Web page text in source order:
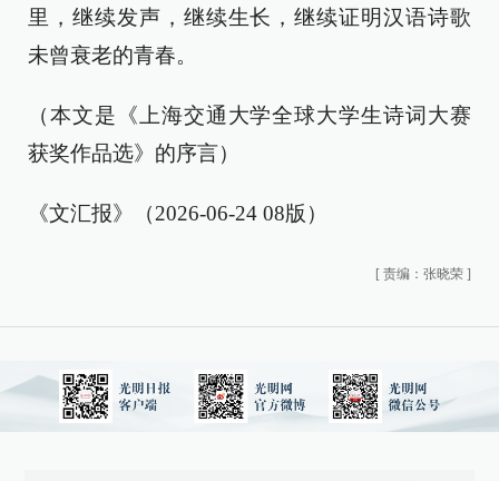
里，继续发声，继续生长，继续证明汉语诗歌
未曾衰老的青春。
（本文是《上海交通大学全球大学生诗词大赛
获奖作品选》的序言）
《文汇报》（2026-06-24 08版）
[ 责编：张晓荣 ]